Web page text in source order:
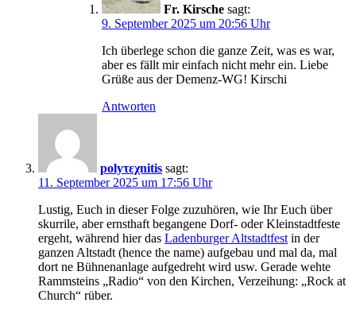
Fr. Kirsche sagt:
9. September 2025 um 20:56 Uhr
Ich überlege schon die ganze Zeit, was es war,
aber es fällt mir einfach nicht mehr ein. Liebe
Grüße aus der Demenz-WG! Kirschi
Antworten
polyτεχnitis sagt:
11. September 2025 um 17:56 Uhr
Lustig, Euch in dieser Folge zuzuhören, wie Ihr Euch über
skurrile, aber ernsthaft begangene Dorf- oder Kleinstadtfeste
ergeht, während hier das Ladenburger Altstadtfest in der
ganzen Altstadt (hence the name) aufgebau und mal da, mal
dort ne Bühnenanlage aufgedreht wird usw. Gerade wehte
Rammsteins „Radio“ von den Kirchen, Verzeihung: „Rock at
Church“ rüber.